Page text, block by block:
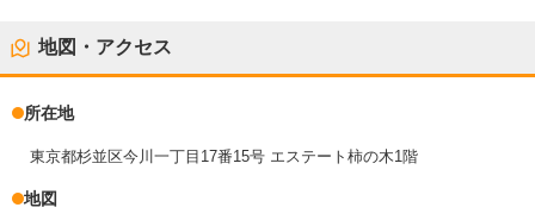
地図・アクセス
所在地
東京都杉並区今川一丁目17番15号 エステート柿の木1階
地図